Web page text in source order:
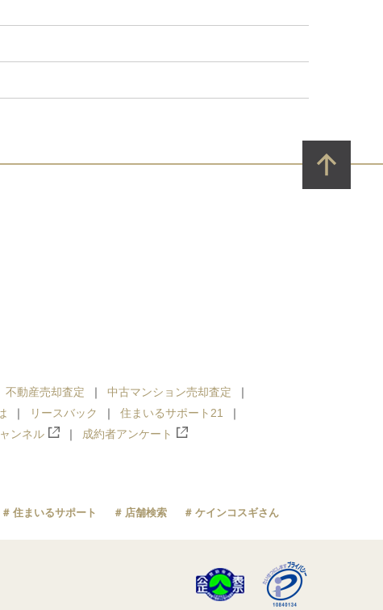
不動産売却査定
中古マンション売却査定
リースバック
住まいるサポート21
ンネル 成約者アンケート
住まいるサポート 店舗検索 ケインコスギさん